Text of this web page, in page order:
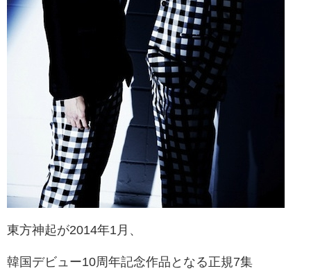
東方神起が2014年1月、
韓国デビュー10周年記念作品となる正規7集